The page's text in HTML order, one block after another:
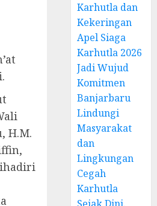
H.M.
Karhutla dan
Kekeringan
Apel Siaga
Karhutla 2026
Jadi Wujud
Komitmen
Banjarbaru
Lindungi
Masyarakat
dan
Lingkungan
Cegah
Karhutla